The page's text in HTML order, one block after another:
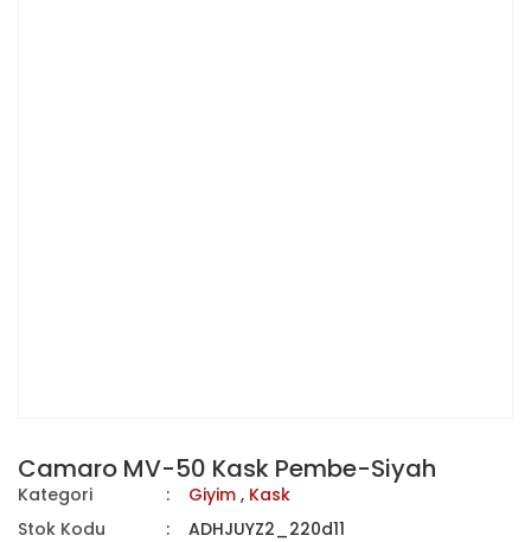
Camaro MV-50 Kask Pembe-Siyah
Kategori Giyim , Kask
Stok Kodu
ADHJUYZ2_220d11